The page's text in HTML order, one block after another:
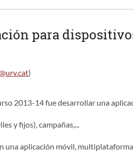
para
)
2013-14 fue desarrollar una
y fijos), campañas,...
aplicación móvil,